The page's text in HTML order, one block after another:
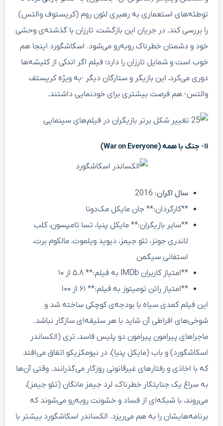
توطئه‌های استعماری به رهبری لئون روم (کریستوف والتس)
را بررسی کند. در جریان این بازگشت، تارزان با گذشته‌ی وحشی
خود و دشمنان خطرناک روبه‌رو می‌شود. اسکاشگورد اینجا هم
خوب است و شمایل تارزان را دارد؛ فیلم اگر اندکی از کلیشه‌ها
دوری می‌کرد، این بازیگر و ستارگان دیگر -به ویژه کریستف
والتس- هم فرصت بیشتری برای خودنمایی داشتند.
۱۱- جنگ با همه (War on Everyone)
سال اکران:
**کارگردان:** جان مایکل مک‌دونا
**سایر بازیگران:** مایکل پنیا، تسا تامپسون، کلب
لاندری جونز، تئو جیمز، دیوید ویلموت، مالکوم برت،
استفانی سیگمن
**امتیاز کاربران IMDb به فیلم:** ۵.۸ از ۱۰
**امتیاز راتن تومیتوز به فیلم:** ۶۱ از ۱۰۰
این فیلم کمدی سیاه با بودجه‌ی کوچکی ساخته شد و
شوخی‌های افراطی آن شاید با هر سلیقه‌ای سازگار نباشد.
ماجراهای پیرامون پیرامون دو پلیس فاسد، تری (الکساندر
اسکاشگورد) و باب (مایکل پنیا)، در نیومکزیکو اتفاق می‌افتد
که با اخاذی و رفتارهای غیرقانونی روزگار می‌گذرانند. وقتی آن‌ها
به سراغ یک جنایتکار خطرناک، لرد جیمز مانگان (تئو جیمز)،
می‌روند، با شبکه‌ای از فساد و خشونت روبه‌رو می‌شوند که
برنامه‌هایشان را به هم می‌ریزد. الکساندر اسکاشگورد بیشتر با